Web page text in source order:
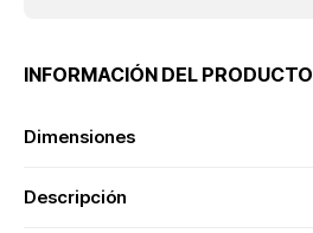
INFORMACIÓN DEL PRODUCTO
Dimensiones
Descripción